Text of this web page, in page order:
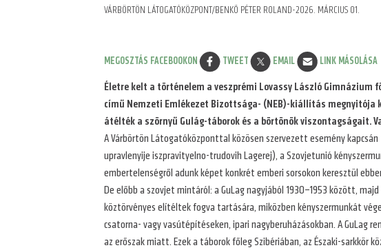
VÁRBÖRTÖN LÁTOGATÓKÖZPONT/BENKŐ PÉTER ROLAND-2026. MÁRCIUS 01.
MEGOSZTÁS FACEBOOKON TWEET EMAIL LINK MÁSOLÁSA
Életre kelt a történelem a veszprémi Lovassy László Gimnázium
című Nemzeti Emlékezet Bizottsága- (NEB)-kiállítás
átélték a szörnyű Gulág-táborok és a börtönök
A Várbörtön Látogatóközponttal közösen szervezett esemény
upravlenyije iszpravityelno-trudovih Lagerej), a Szovjetunió
embertelenségről adunk képet konkrét emberi sorsokon keresztül
De előbb a szovjet mintáról: a GuLag nagyjából 1930–1953 között,
köztörvényes elítéltek fogva tartására, miközben kényszermunkát
csatorna- vagy vasútépítéseken, ipari nagyberuházásokban. A GuLag
az erőszak miatt. Ezek a táborok főleg Szibériában, az Északi-sarkkör